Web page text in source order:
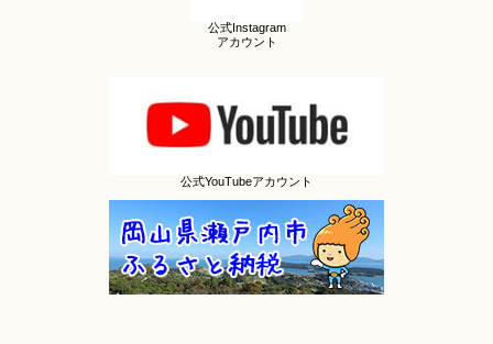
公式Instagram
アカウント
公式YouTubeアカウント